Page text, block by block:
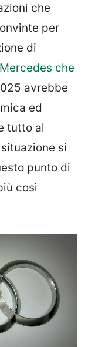
che
per
di
Mercedes che
avrebbe
ed
tutto al
si
punto di
così